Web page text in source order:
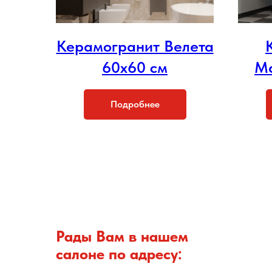
Керамогранит Велета
60x60 см
Подробнее
Рады Вам в нашем
салоне по адресу: